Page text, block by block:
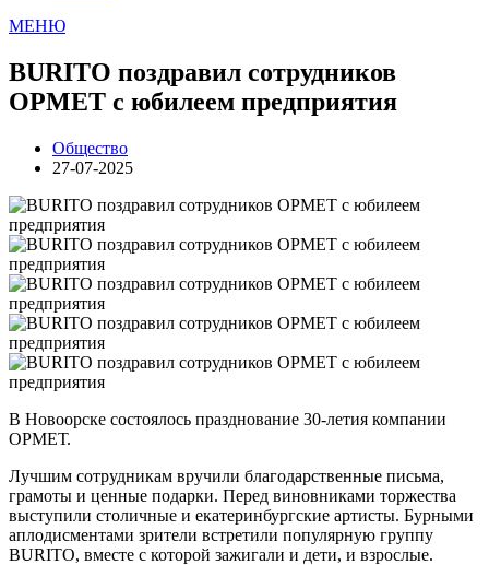
МЕНЮ
BURITO поздравил сотрудников
ОРМЕТ с юбилеем предприятия
Общество
27-07-2025
В Новоорске состоялось празднование 30-летия компании
ОРМЕТ.
Лучшим сотрудникам вручили благодарственные письма,
грамоты и ценные подарки. Перед виновниками торжества
выступили столичные и екатеринбургские артисты. Бурными
аплодисментами зрители встретили популярную группу
BURITO, вместе с которой зажигали и дети, и взрослые.